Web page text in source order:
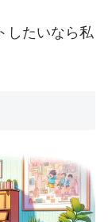
したいなら私